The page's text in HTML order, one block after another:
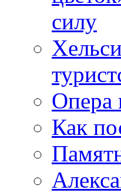
силу
Опера
Как